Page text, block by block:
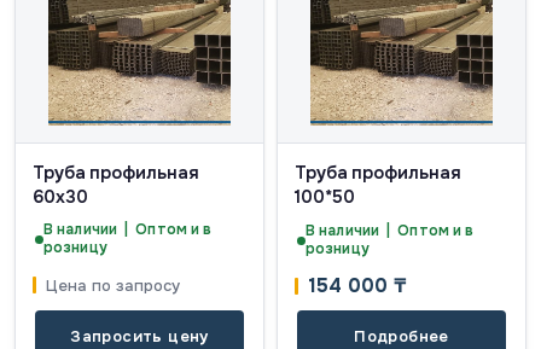
Труба профильная
60х30
В наличии | Оптом и в
розницу
Цена по запросу
Запросить цену
Труба профильная
100*50
В наличии | Оптом и в
розницу
154 000 ₸
Подробнее